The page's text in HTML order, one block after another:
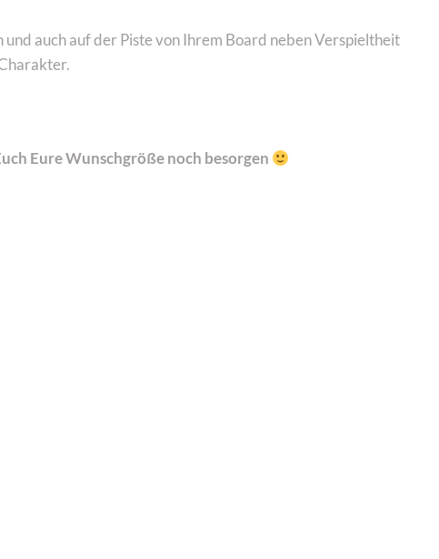
auch auf der Piste von Ihrem Board neben Verspieltheit
Eure Wunschgröße noch besorgen